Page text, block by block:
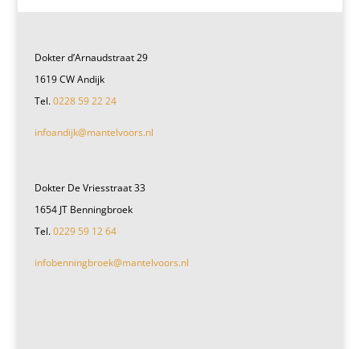
Dokter d’Arnaudstraat 29
1619 CW Andijk
Tel.0228 59 22 24
infoandijk@mantelvoors.nl
Dokter De Vriesstraat 33
1654 JT Benningbroek
Tel.0229 59 12 64
infobenningbroek@mantelvoors.nl